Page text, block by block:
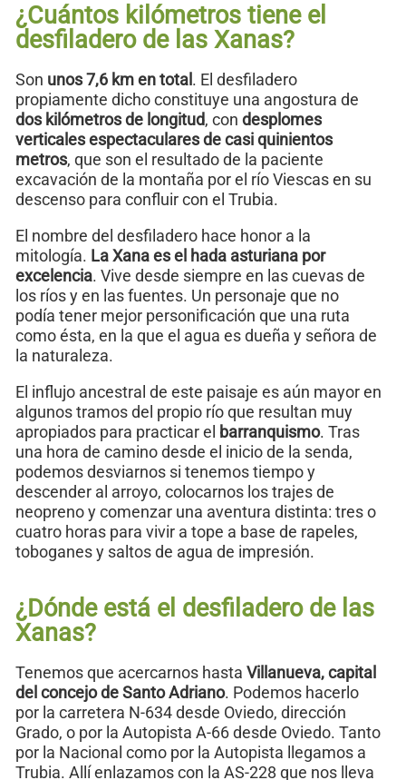
¿Cuántos kilómetros tiene el
desfiladero de las Xanas?
Son unos 7,6 km en total . El desfiladero
propiamente dicho constituye una angostura de
dos kilómetros de longitud, con desplomes
verticales espectaculares de casi quinientos
metros, que son el resultado de la paciente
excavación de la montaña por el río Viescas en su
descenso para confluir con el Trubia.
El nombre del desfiladero hace honor a la
mitología. La Xana es el hada asturiana por
excelencia. Vive desde siempre en las cuevas de
los ríos y en las fuentes. Un personaje que no
podía tener mejor personificación que una ruta
como ésta, en la que el agua es dueña y señora de
la naturaleza.
El influjo ancestral de este paisaje es aún mayor en
algunos tramos del propio río que resultan muy
apropiados para practicar el barranquismo. Tras
una hora de camino desde el inicio de la senda,
podemos desviarnos si tenemos tiempo y
descender al arroyo, colocarnos los trajes de
neopreno y comenzar una aventura distinta: tres o
cuatro horas para vivir a tope a base de rapeles,
toboganes y saltos de agua de impresión.
¿Dónde está el desfiladero de las
Xanas?
Tenemos que acercarnos hasta Villanueva, capital
del concejo de Santo Adriano. Podemos hacerlo
por la carretera N-634 desde Oviedo, dirección
Grado, o por la Autopista A-66 desde Oviedo. Tanto
por la Nacional como por la Autopista llegamos a
Trubia. Allí enlazamos con la AS-228 que nos lleva